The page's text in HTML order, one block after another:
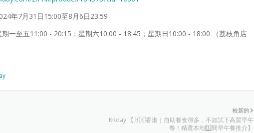
年7月31日15:00至8月6日23:59
一至五11:00 - 20:15；星期六10:00 - 18:45；星期日10:00 - 18:00 （荔枝角店
較新的
KKday:【🇭🇰香港｜自助餐食得多，不如試下高質早午
餐！精選本地3️⃣間早午餐推介】